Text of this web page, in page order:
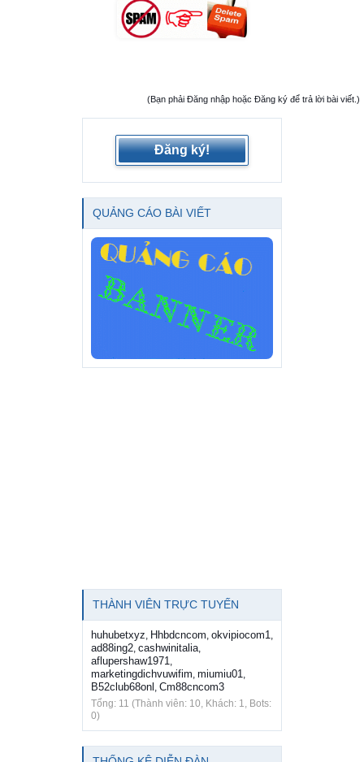
(Bạn phải Đăng nhập hoặc Đăng ký để trả lời bài viết.)
Đăng ký!
QUẢNG CÁO BÀI VIẾT
THÀNH VIÊN TRỰC TUYẾN
huhubetxyz Hhbdcncom okvipiocom1
ad88ing2 cashwinitalia
aflupershaw1971
marketingdichvuwifim miumiu01
B52club68onl Cm88cncom3
Tổng: 11 (Thành viên: 10, Khách: 1, Bots:
0)